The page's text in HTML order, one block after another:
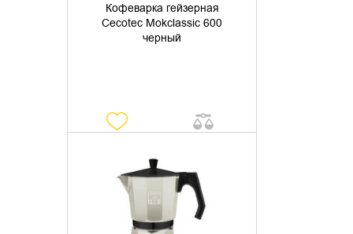
Кофеварка гейзерная
Cecotec Mokclassic 600
черный
УТОЧНИТЬ НАЛИЧИЕ